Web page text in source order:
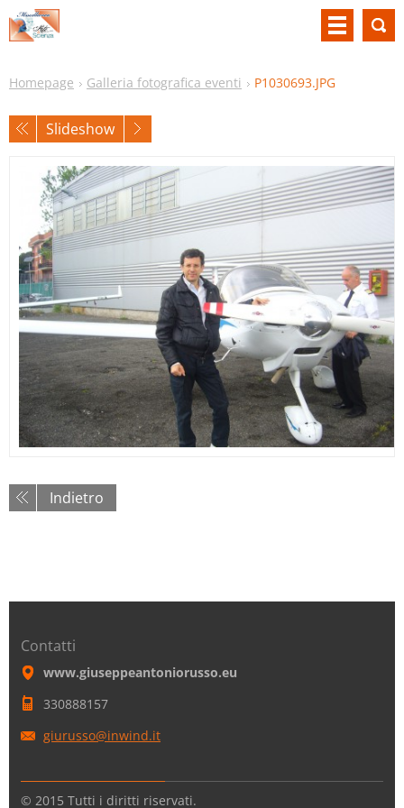
Homepage Galleria fotografica eventi P1030693.JPG
Slideshow
Indietro
Contatti
www.giuseppeantoniorusso.eu
330888157
giurusso@inwind.it
© 2015 Tutti i diritti riservati.